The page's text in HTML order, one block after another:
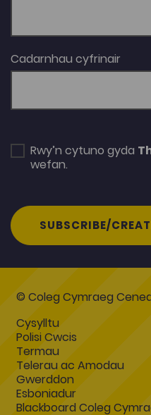
Cadarnhau cyfrinair
Rwy’n cytuno gyda
wefan.
SUBSCRIBE/
© Coleg Cymraeg
Cysylltu
Polisi Cwcis
Termau
Telerau ac Amodau
Gwerddon
Esboniadur
Blackboard Coleg